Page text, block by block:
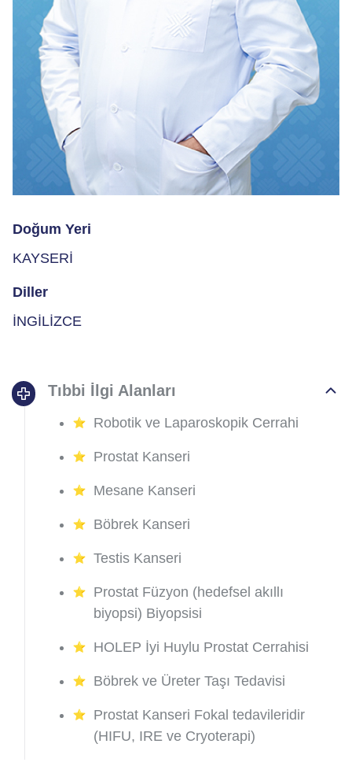
Doğum Yeri
KAYSERİ
Diller
İNGİLİZCE
Tıbbi İlgi Alanları
Robotik ve Laparoskopik Cerrahi
Prostat Kanseri
Mesane Kanseri
Böbrek Kanseri
Testis Kanseri
Prostat Füzyon (hedefsel akıllı
biyopsi) Biyopsisi
HOLEP İyi Huylu Prostat Cerrahisi
Böbrek ve Üreter Taşı Tedavisi
Prostat Kanseri Fokal tedavileridir
(HIFU, IRE ve Cryoterapi)